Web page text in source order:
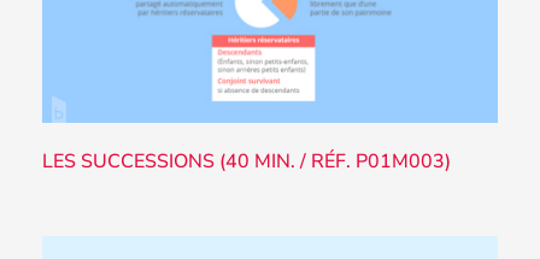
LES SUCCESSIONS (40 MIN. / RÉF. P01M003)